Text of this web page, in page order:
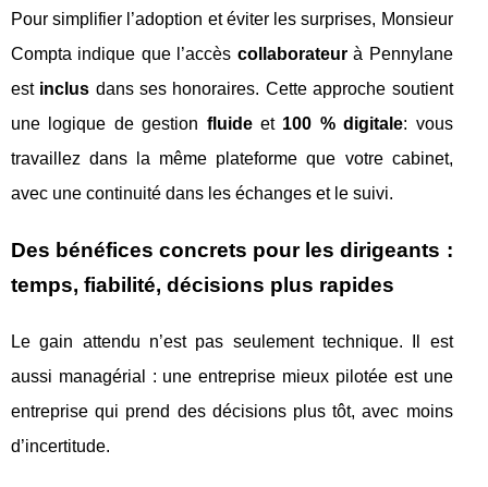
Pour simplifier l’adoption et éviter les surprises, Monsieur
Compta indique que l’accès collaborateurà Pennylane
est inclus dans ses honoraires. Cette approche soutient
une logique de gestion fluideet 100 % digitale: vous
travaillez dans la même plateforme que votre cabinet,
avec une continuité dans les échanges et le suivi.
Des bénéfices concrets pour les dirigeants :
temps, fiabilité, décisions plus rapides
Le gain attendu n’est pas seulement technique. Il est
aussi managérial : une entreprise mieux pilotée est une
entreprise qui prend des décisions plus tôt, avec moins
d’incertitude.